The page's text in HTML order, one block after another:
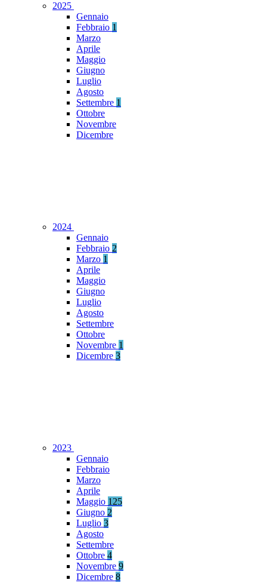
2025
Gennaio
Febbraio 1
Marzo
Aprile
Maggio
Giugno
Luglio
Agosto
Settembre 1
Ottobre
Novembre
Dicembre
2024
Gennaio
Febbraio 2
Marzo 1
Aprile
Maggio
Giugno
Luglio
Agosto
Settembre
Ottobre
Novembre 1
Dicembre 3
2023
Gennaio
Febbraio
Marzo
Aprile
Maggio 125
Giugno 2
Luglio 3
Agosto
Settembre
Ottobre 4
Novembre 9
Dicembre 8